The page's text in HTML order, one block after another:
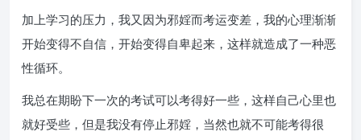
加上学习的压力，我又因为邪婬而考运变差，我的心理渐渐
开始变得不自信，开始变得自卑起来，这样就造成了一种恶
性循环。
我总在期盼下一次的考试可以考得好一些，这样自己心里也
就好受些，但是我没有停止邪婬，当然也就不可能考得很